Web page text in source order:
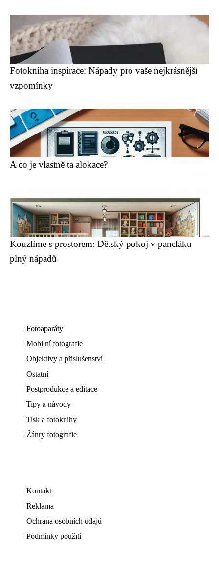
Fotokniha inspirace: Nápady pro vaše nejkrásnější
vzpomínky
A co je vlastně ta alokace?
Kouzlíme s prostorem: Dětský pokoj v paneláku
plný nápadů
Fotoaparáty
Mobilní fotografie
Objektivy a příslušenství
Ostatní
Postprodukce a editace
Tipy a návody
Tisk a fotoknihy
Žánry fotografie
Kontakt
Reklama
Ochrana osobních údajů
Podmínky použití